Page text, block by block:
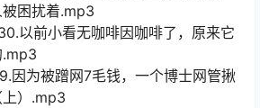
困扰着.mp3
以前小看无咖啡因咖啡了，原来它
.mp3
为被蹭网7毛钱，一个博士网管揪
）.mp3